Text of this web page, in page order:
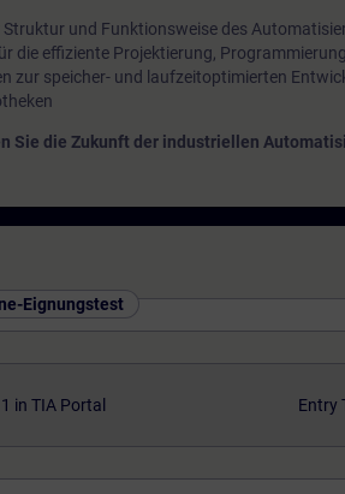
und Funktionsweise des
die effiziente Projektierung,
zur speicher- und laufzeitoptimierten
Sie die Zukunft der industriellen
Eignungstest
in TIA Portal Entry